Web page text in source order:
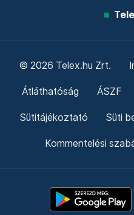
© 2026 Telex.hu Zrt.
Átláthatóság ÁSZF
Sütitájékoztató Süti
Kommentelési